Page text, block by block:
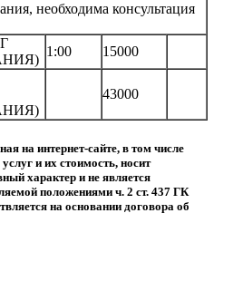
необходима консультация
1:00
15000
43000
на интернет-сайте, в том числе
и их стоимость, носит
характер и не является
положениями ч. 2 ст. 437 ГК
на основании договора об